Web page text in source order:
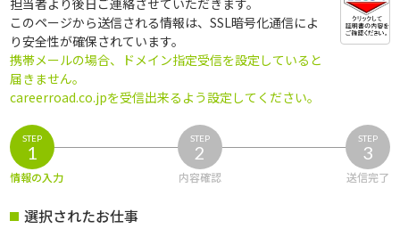
担当者より後日ご連絡させていただきます。
このページから送信される情報は、SSL暗号化通信によ
り安全性が確保されています。
携帯メールの場合、ドメイン指定受信を設定していると
届きません。
careerroad.co.jpを受信出来るよう設定してください。
STEP
1
情報の入力
STEP
2
内容確認
STEP
3
送信完了
選択されたお仕事